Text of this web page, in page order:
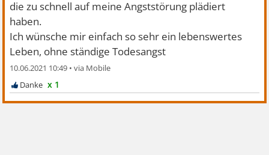
die zu schnell auf meine Angststörung plädiert
haben.
Ich wünsche mir einfach so sehr ein lebenswertes
Leben, ohne ständige Todesangst
10.06.2021 10:49 •
x 1